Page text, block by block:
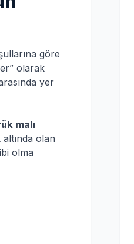
göre
olarak
yer
malı
olan
olma